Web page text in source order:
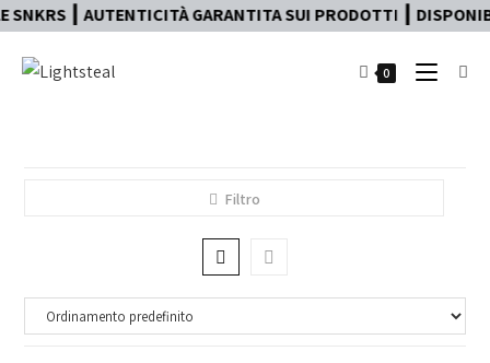
┃ AUTENTICITÀ GARANTITA SUI PRODOTTI ┃
0
Filtro